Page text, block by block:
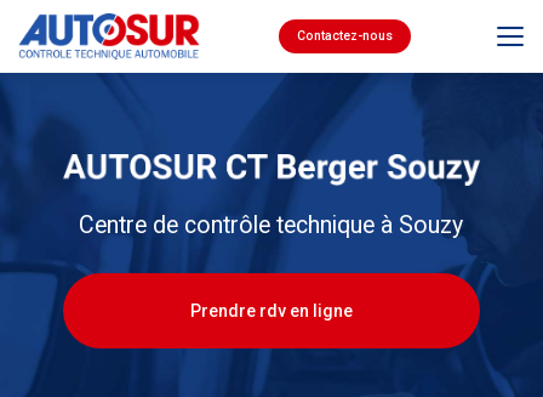
contenu
Contactez-nous
Centre de contrôle technique à Souzy
Prendre rdv en ligne